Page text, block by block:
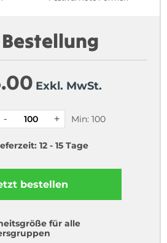
Exkl. MwSt.
Min: 100
12 - 15 Tage
bestellen
für alle